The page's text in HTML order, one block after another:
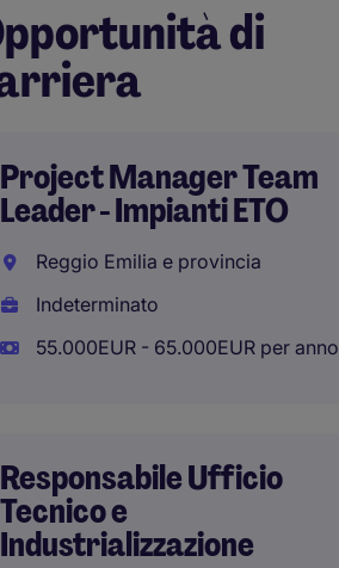
di
Project Manager Team
Leader - Impianti ETO
Reggio Emilia e provincia
Indeterminato
55.000EUR - 65.000EUR per anno
Responsabile Ufficio
Tecnico e
Industrializzazione